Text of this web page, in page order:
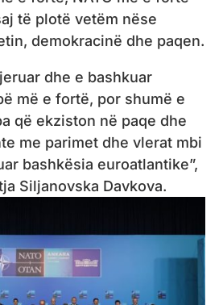
të plotë vetëm nëse
demokracinë dhe paqen.
dhe e bashkuar
më e fortë, por shumë e
që ekziston në paqe dhe
me parimet dhe vlerat mbi
bashkësia euroatlantike”,
Siljanovska Davkova.